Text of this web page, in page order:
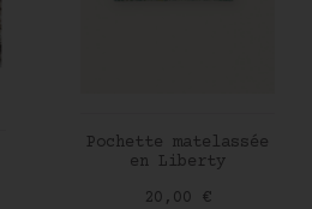
AJOUTER AU PANIER
Pochette matelassée
en Liberty
Prix
20,00 €